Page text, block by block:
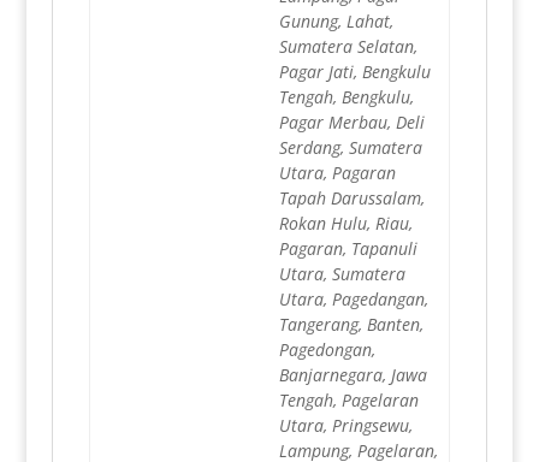
Gunung, Lahat,
Sumatera Selatan,
Pagar Jati, Bengkulu
Tengah, Bengkulu,
Pagar Merbau, Deli
Serdang, Sumatera
Utara, Pagaran
Tapah Darussalam,
Rokan Hulu, Riau,
Pagaran, Tapanuli
Utara, Sumatera
Utara, Pagedangan,
Tangerang, Banten,
Pagedongan,
Banjarnegara, Jawa
Tengah, Pagelaran
Utara, Pringsewu,
Lampung, Pagelaran,